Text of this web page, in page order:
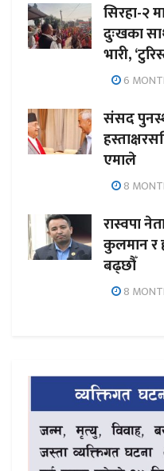
सिरहा-२
दुःखका
भारी,
6
संसद
एमाले
8
रास्वपा
कुलमान र
बढ्छौँ
8